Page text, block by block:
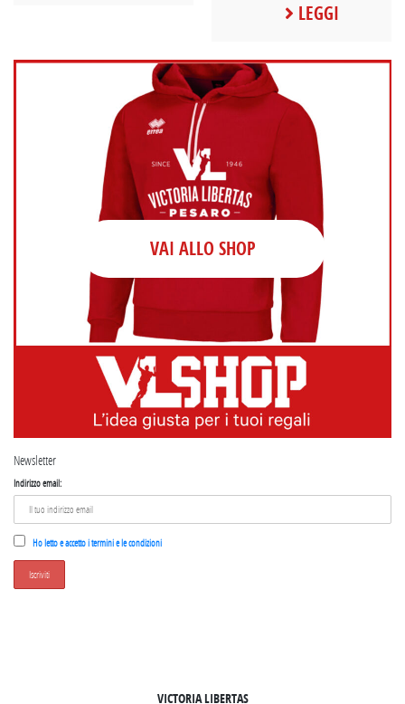
LEGGI
VAI ALLO SHOP
Newsletter
Indirizzo email:
Ho letto e accetto i termini e le condizioni
VICTORIA LIBERTAS